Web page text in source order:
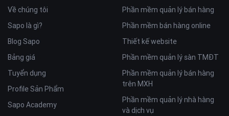
Về chúng tôi
Sapo là gì?
Blog Sapo
Bảng giá
Tuyển dụng
Profile Sản Phẩm
Sapo Academy
Phần mềm quản lý bán hàng
Phần mềm bán hàng online
Thiết kế website
Phần mềm quản lý sàn TMĐT
Phần mềm quản lý bán hàng
trên MXH
Phần mềm quản lý nhà hàng
và dịch vụ